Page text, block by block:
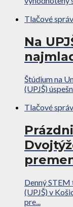
Tlačové
Na
Štúdium na
(UPJŠ)
Tlačové
Denný
(UPJŠ) v
pre...